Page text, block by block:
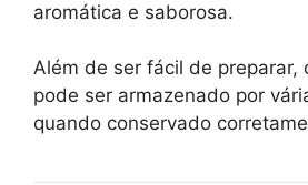
aromática e saborosa.
Além de ser fácil de preparar,
pode ser armazenado por
quando conservado